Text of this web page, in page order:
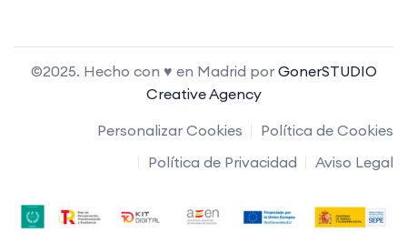
©2025. Hecho con ♥ en Madrid por GonerSTUDIO
Creative Agency
Personalizar Cookies
Política de Cookies
Política de Privacidad
Aviso Legal